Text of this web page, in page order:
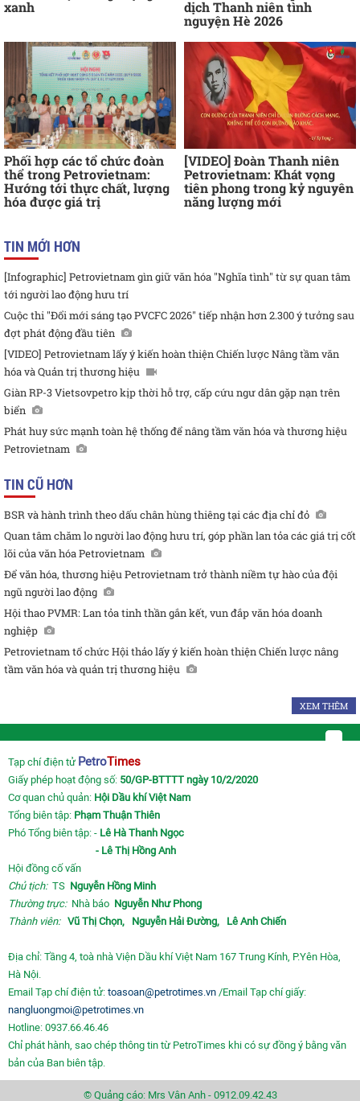
xanh
dịch Thanh niên tình
nguyện Hè 2026
Phối hợp các tổ chức đoàn
thể trong Petrovietnam:
Hướng tới thực chất, lượng
hóa được giá trị
[VIDEO] Đoàn Thanh niên
Petrovietnam: Khát vọng
tiên phong trong kỷ nguyên
năng lượng mới
TIN MỚI HƠN
[Infographic] Petrovietnam gìn giữ văn hóa "Nghĩa tình" từ sự quan tâm
tới người lao động hưu trí
Cuộc thi "Đổi mới sáng tạo PVCFC 2026" tiếp nhận hơn 2.300 ý tưởng sau
đợt phát động đầu tiên
[VIDEO] Petrovietnam lấy ý kiến hoàn thiện Chiến lược Nâng tầm văn
hóa và Quản trị thương hiệu
Giàn RP-3 Vietsovpetro kịp thời hỗ trợ, cấp cứu ngư dân gặp nạn trên
biển
Phát huy sức mạnh toàn hệ thống để nâng tầm văn hóa và thương hiệu
Petrovietnam
TIN CŨ HƠN
BSR và hành trình theo dấu chân hùng thiêng tại các địa chỉ đỏ
Quan tâm chăm lo người lao động hưu trí, góp phần lan tỏa các giá trị cốt
lõi của văn hóa Petrovietnam
Để văn hóa, thương hiệu Petrovietnam trở thành niềm tự hào của đội
ngũ người lao động
Hội thao PVMR: Lan tỏa tinh thần gắn kết, vun đắp văn hóa doanh
nghiệp
Petrovietnam tổ chức Hội thảo lấy ý kiến hoàn thiện Chiến lược nâng
tầm văn hóa và quản trị thương hiệu
XEM THÊM
Tạp chí điện tử PetroTimes
Giấy phép hoạt động số: 50/GP-BTTTT ngày 10/2/2020
Cơ quan chủ quản: Hội Dầu khí Việt Nam
Tổng biên tập: Phạm Thuận Thiên
Phó Tổng biên tập: - Lê Hà Thanh Ngọc
- Lê Thị Hồng Anh
Hội đồng cố vấn
Chủ tịch:TS Nguyễn Hồng Minh
Thường trực: Nhà báo Nguyễn Như Phong
Thành viên: Vũ Thị Chọn, Nguyễn Hải Đường, Lê Anh Chiến
Địa chỉ: Tầng 4, toà nhà Viện Dầu khí Việt Nam 167 Trung Kính, P.Yên Hòa,
Hà Nội.
Email Tạp chí điện tử: toasoan@petrotimes.vn /Email Tạp chí giấy:
nangluongmoi@petrotimes.vn
Hotline: 0937.66.46.46
Chỉ phát hành, sao chép thông tin từ PetroTimes khi có sự đồng ý bằng văn
bản của Ban biên tập.
© Quảng cáo: Mrs Vân Anh - 0912.09.42.43